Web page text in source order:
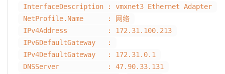
InterfaceDescription : vmxnet3 Ethernet Adapter
NetProfile.Name : 网络
IPv4Address : 172.31.100.213
IPv6DefaultGateway :
IPv4DefaultGateway : 172.31.0.1
DNSServer : 47.90.33.131